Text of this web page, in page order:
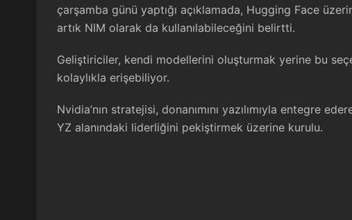
çarşamba günü yaptığı açıklamada, Hugging Face
artık NIM olarak da kullanılabileceğini belirtti.
Geliştiriciler, kendi modellerini oluşturmak yerine bu
kolaylıkla erişebiliyor.
Nvidia’nın stratejisi, donanımını yazılımıyla entegre
YZ alanındaki liderliğini pekiştirmek üzerine kurulu.